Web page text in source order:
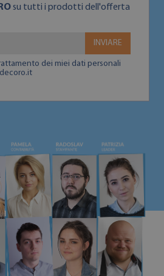
su tutti i prodotti dell'offerta
INVIARE
dei miei dati personali